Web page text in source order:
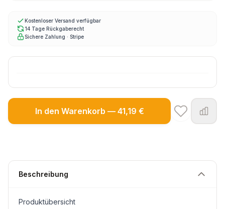
Kostenloser Versand verfügbar
14 Tage Rückgaberecht
Sichere Zahlung · Stripe
In den Warenkorb — 41,19 €
Beschreibung
Produktübersicht